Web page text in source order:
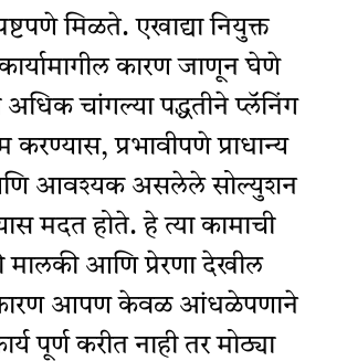
मिळते. एखाद्या नियुक्त
कारण जाणून घेणे
चांगल्या पद्धतीने प्लॅनिंग
प्रभावीपणे प्राधान्य
आवश्यक असलेले सोल्युशन
मदत होते. हे त्या कामाची
मालकी आणि प्रेरणा देखील
आपण केवळ आंधळेपणाने
पूर्ण करीत नाही तर मोठ्या